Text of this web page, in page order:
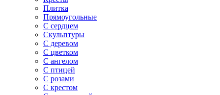
Плитка
Прямоугольные
С сердцем
Скульптуры
С деревом
С цветком
С ангелом
С птицей
С розами
С крестом